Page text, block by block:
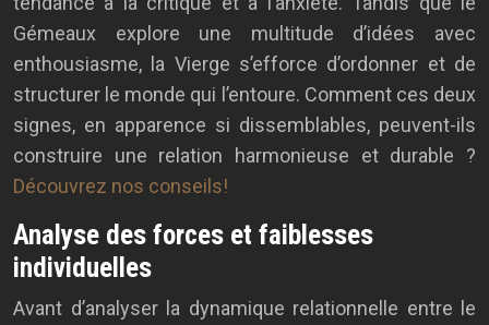
Gémeaux explore une multitude d’idées avec
enthousiasme, la Vierge s’efforce d’ordonner et de
structurer le monde qui l’entoure. Comment ces deux
signes, en apparence si dissemblables, peuvent-ils
construire une relation harmonieuse et durable ?
Découvrez nos conseils!
Analyse des forces et faiblesses
individuelles
Avant d’analyser la dynamique relationnelle entre le